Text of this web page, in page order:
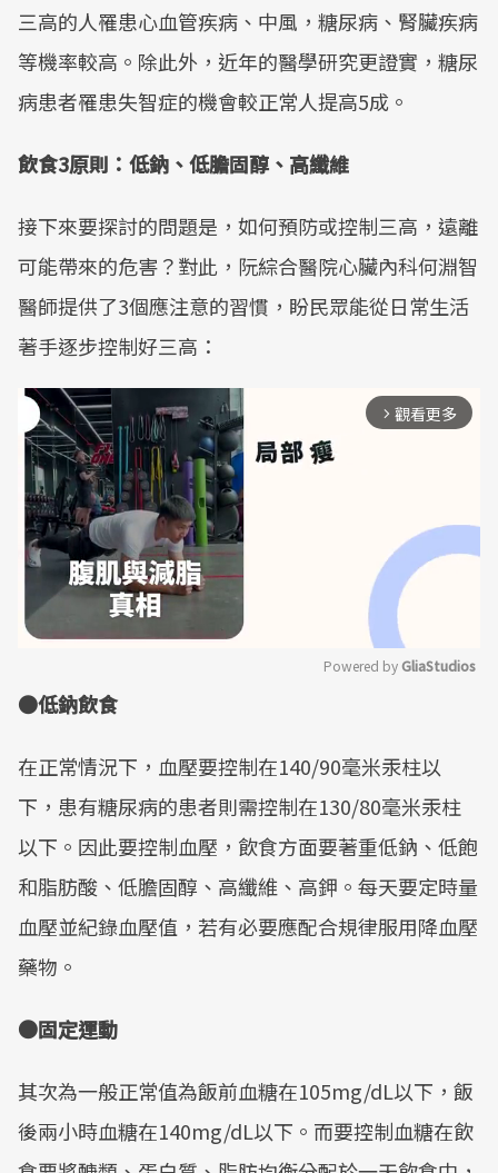
三高的人罹患心血管疾病、中風，糖尿病、腎臟疾病
等機率較高。除此外，近年的醫學研究更證實，糖尿
病患者罹患失智症的機會較正常人提高5成。
飲食3原則：低鈉、低膽固醇、高纖維
接下來要探討的問題是，如何預防或控制三高，遠離
可能帶來的危害？對此，阮綜合醫院心臟內科何淵智
醫師提供了3個應注意的習慣，盼民眾能從日常生活
著手逐步控制好三高：
arrow_forward_ios 觀看更多
Powered by GliaStudios
●低鈉飲食
在正常情況下，血壓要控制在140/90毫米汞柱以
下，患有糖尿病的患者則需控制在130/80毫米汞柱
以下。因此要控制血壓，飲食方面要著重低鈉、低飽
和脂肪酸、低膽固醇、高纖維、高鉀。每天要定時量
血壓並紀錄血壓值，若有必要應配合規律服用降血壓
藥物。
●固定運動
其次為一般正常值為飯前血糖在105mg/dL以下，飯
後兩小時血糖在140mg/dL以下。而要控制血糖在飲